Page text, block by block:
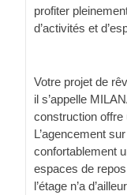
profiter
d’activités et
Votre projet de
il s’appelle
construction
L’agencement
confortablement
espaces de
l’étage n’a